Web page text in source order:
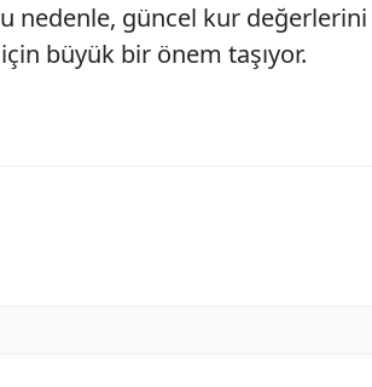
nedenle, güncel kur değerlerini
büyük bir önem taşıyor.